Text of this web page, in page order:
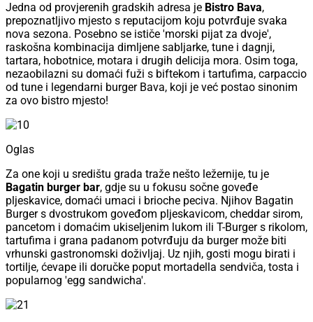
Jedna od provjerenih gradskih adresa je Bistro Bava,
prepoznatljivo mjesto s reputacijom koju potvrđuje svaka
nova sezona. Posebno se ističe 'morski pijat za dvoje',
raskošna kombinacija dimljene sabljarke, tune i dagnji,
tartara, hobotnice, motara i drugih delicija mora. Osim toga,
nezaobilazni su domaći fuži s biftekom i tartufima, carpaccio
od tune i legendarni burger Bava, koji je već postao sinonim
za ovo bistro mjesto!
Oglas
Za one koji u središtu grada traže nešto ležernije, tu je
Bagatin burger bar, gdje su u fokusu sočne goveđe
pljeskavice, domaći umaci i brioche peciva. Njihov Bagatin
Burger s dvostrukom goveđom pljeskavicom, cheddar sirom,
pancetom i domaćim ukiseljenim lukom ili T-Burger s rikolom,
tartufima i grana padanom potvrđuju da burger može biti
vrhunski gastronomski doživljaj. Uz njih, gosti mogu birati i
tortilje, ćevape ili doručke poput mortadella sendviča, tosta i
popularnog 'egg sandwicha'.